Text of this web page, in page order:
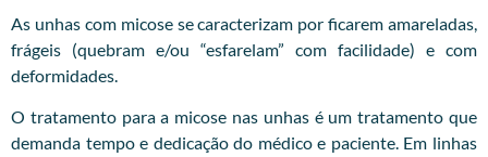
As unhas com micose se caracterizam por ficarem amareladas,
frágeis (quebram e/ou “esfarelam” com facilidade) e com
deformidades.
O tratamento para a micose nas unhas é um tratamento que
demanda tempo e dedicação do médico e paciente. Em linhas